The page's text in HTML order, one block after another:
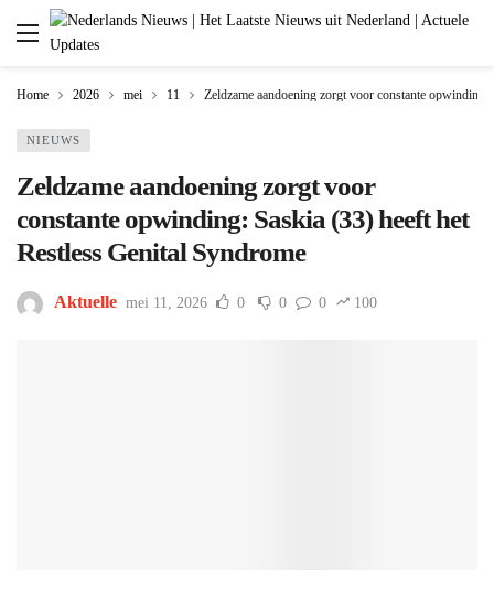
Home 2026 mei 11 Zeldzame aandoening zorgt voor constante
NIEUWS
Zeldzame aandoening zorgt voor
constante opwinding: Saskia (33) heeft het
Restless Genital Syndrome
Aktuelle mei 11, 2026 0 0 0 100